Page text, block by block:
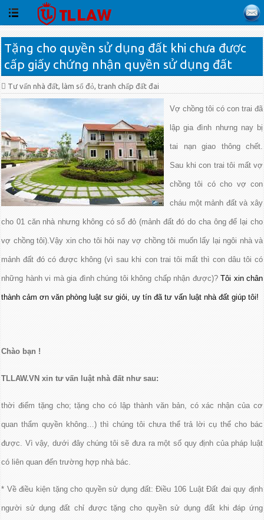
Tặng cho quyền sử dụng đất khi chưa được
cấp giấy chứng nhận quyền sử dụng đất
Tư vấn nhà đất, làm sổ đỏ, tranh chấp đất đai
Vợ chồng tôi có con trai đã
lập gia đình nhưng nay bị
tai nạn giao thông chết.
Sau khi con trai tôi mất vợ
chồng tôi có cho vợ con
cháu một mảnh đất và xây
cho 01 căn nhà nhưng không có sổ đỏ (mảnh đất đó do cha ông để lại cho
vợ chồng tôi).Vậy xin cho tôi hỏi nay vợ chồng tôi muốn lấy lại ngôi nhà và
mảnh đất đó có được không (vì sau khi con trai tôi mất thì con dâu tôi có
những hành vi mà gia đình chúng tôi không chấp nhận được)?Tôi xin chân
thành cảm ơn văn phòng luật sư giỏi, uy tín đã tư vấn luật nhà đất giúp tôi!
Chào bạn !
TLLAW.VN xin tư vấn luật nhà đất như sau:
thời điểm tặng cho; tặng cho có lập thành văn bản, có xác nhận của cơ
quan thẩm quyền không…) thì chúng tôi chưa thể trả lời cụ thể cho bác
được. Vì vậy, dưới đây chúng tôi sẽ đưa ra một số quy định của pháp luật
có liên quan đến trường hợp nhà bác.
* Về điều kiện tặng cho quyền sử dụng đất: Điều 106 Luật Đất đai quy định
người sử dụng đất chỉ được tặng cho quyền sử dụng đất khi đáp ứng